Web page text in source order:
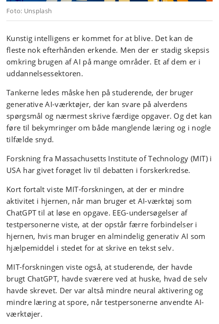
Foto: Unsplash
Kunstig intelligens er kommet for at blive. Det kan de
fleste nok efterhånden erkende. Men der er stadig skepsis
omkring brugen af AI på mange områder. Et af dem er i
uddannelsessektoren.
Tankerne ledes måske hen på studerende, der bruger
generative AI-værktøjer, der kan svare på alverdens
spørgsmål og nærmest skrive færdige opgaver. Og det kan
føre til bekymringer om både manglende læring og i nogle
tilfælde snyd.
Forskning fra Massachusetts Institute of Technology (MIT) i
USA har givet forøget liv til debatten i forskerkredse.
Kort fortalt viste MIT-forskningen, at der er mindre
aktivitet i hjernen, når man bruger et AI-værktøj som
ChatGPT til at løse en opgave. EEG-undersøgelser af
testpersonerne viste, at der opstår færre forbindelser i
hjernen, hvis man bruger en almindelig generativ AI som
hjælpemiddel i stedet for at skrive en tekst selv.
MIT-forskningen viste også, at studerende, der havde
brugt ChatGPT, havde sværere ved at huske, hvad de selv
havde skrevet. Der var altså mindre neural aktivering og
mindre læring at spore, når testpersonerne anvendte AI-
værktøjer.